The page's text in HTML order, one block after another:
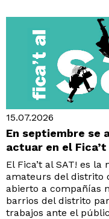
15.07.2026
En septiembre se
actuar en el Fica’t
El Fica’t al SAT! es
amateurs del distrito
abierto a compañías
barrios del distrito
trabajos ante el